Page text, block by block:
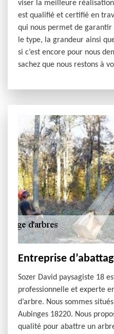
viser la meilleure
est qualifié et certifié en
qui nous permet de
le type, la grandeur ainsi
si c’est encore pour nous
sachez que nous restons à
Entreprise
Sozer David paysagiste 18
professionnelle et experte
d’arbre. Nous sommes
Aubinges 18220. Nous
qualité pour abattre un